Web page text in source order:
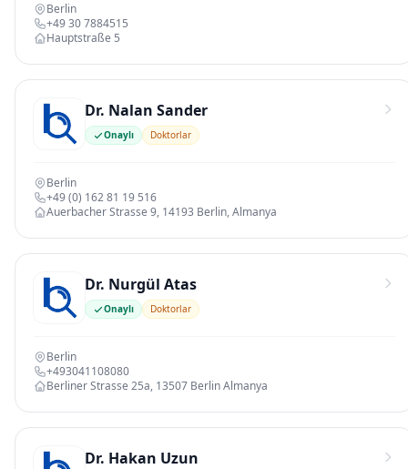
Berlin
+49 30 7884515
Hauptstraße 5
Dr. Nalan Sander
Onaylı Doktorlar
Berlin
+49 (0) 162 81 19 516
Auerbacher Strasse 9, 14193 Berlin, Almanya
Dr. Nurgül Atas
Onaylı Doktorlar
Berlin
+493041108080
Berliner Strasse 25a, 13507 Berlin Almanya
Dr. Hakan Uzun